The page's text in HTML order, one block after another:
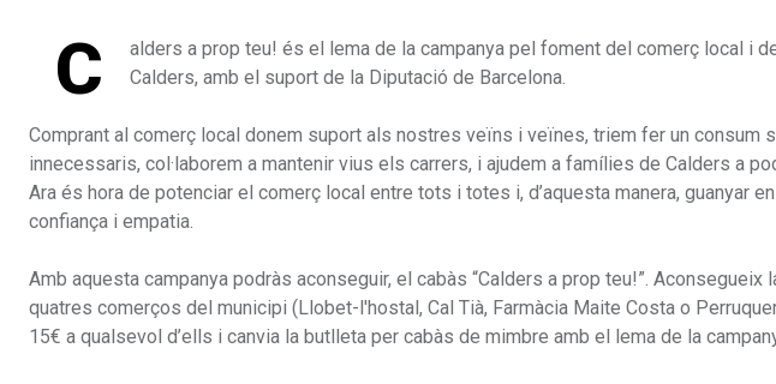
C
alders a prop teu! és el lema de la campanya pel foment del comerç local i
Calders, amb el suport de la Diputació de Barcelona.
Comprant al comerç local donem suport als nostres veïns i veïnes, triem fer un consum
innecessaris, col·laborem a mantenir vius els carrers, i ajudem a famílies de Calders a
Ara és hora de potenciar el comerç local entre tots i totes i, d’aquesta manera, guanyar
confiança i empatia.
Amb aquesta campanya podràs aconseguir, el cabàs “Calders a prop teu!”.
quatres comerços del municipi (Llobet-l'hostal, Cal Tià, Farmàcia Maite Costa o
15€ a qualsevol d’ells i canvia la butlleta per cabàs de mimbre amb el lema de la